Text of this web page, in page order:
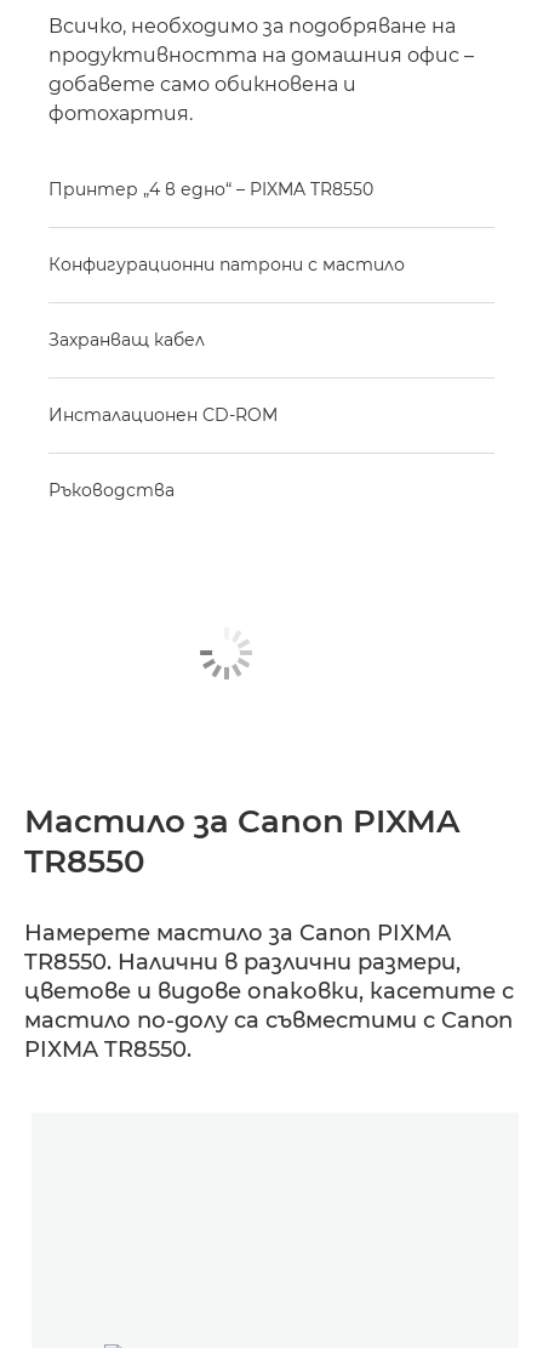
Всичко, необходимо за подобряване на
продуктивността на домашния офис –
добавете само обикновена и
фотохартия.
Принтер „4 в едно“ – PIXMA TR8550
Конфигурационни патрони с мастило
Захранващ кабел
Инсталационен CD-ROM
Ръководства
Мастило за Canon PIXMA
TR8550
Намерете мастило за Canon PIXMA
TR8550. Налични в различни размери,
цветове и видове опаковки, касетите с
мастило по-долу са съвместими с Canon
PIXMA TR8550.